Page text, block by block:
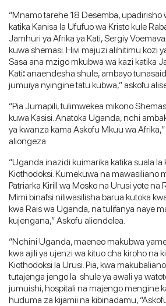
“Mnamo tarehe 18 Desemba, upadirisho
katika Kanisa la Ufufuo wa Kristo kule
Jamhuri ya Afrika ya Kati, Sergiy
kuwa shemasi. Hivi majuzi alihitimu kozi
Sasa ana mzigo mkubwa wa kazi katika
Kati: anaendesha shule, ambayo
jumuiya nyingine tatu kubwa,” askofu
“Pia Jumapili, tulimwekea mikono
kuwa Kasisi. Anatoka Uganda, nchi
ya kwanza kama Askofu Mkuu wa
aliongeza.
“Uganda inazidi kuimarika katika suala la
Kiothodoksi. Kumekuwa na mawasiliano
Patriarka Kirill wa Mosko na Urusi yote na
Mimi binafsi niliwasilisha barua kutoka
kwa Rais wa Uganda, na tulifanya naye
kujengana,” Askofu aliendelea.
“Nchini Uganda, maeneo makubwa
kwa ajili ya ujenzi wa kituo cha kiroho na
Kiothodoksi la Urusi. Pia, kwa
tutajenga jengo la shule ya awali ya
jumuishi, hospitali na majengo mengine
huduma za kijamii na kibinadamu,